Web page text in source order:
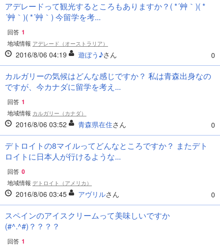
アデレードって観光するところもありますか？( *´艸｀)( *
´艸｀)( *´艸｀) 今留学を考...
回答 1
地域情報 アデレード（オーストラリア）
2016/8/06 04:19 遊ぼう♪さん 0
カルガリーの気候はどんな感じですか？ 私は青森出身なの
ですが、今カナダに留学を考え...
回答 1
地域情報 カルガリー（カナダ）
2016/8/06 03:52 青森県在住さん 0
デトロイトの8マイルってどんなところですか？ またデト
ロイトに日本人が行けるような...
回答 0
地域情報 デトロイト（アメリカ）
2016/8/06 03:45 アヴリルさん 0
スペインのアイスクリームって美味しいですか
(#^.^#)？？？？
回答 1